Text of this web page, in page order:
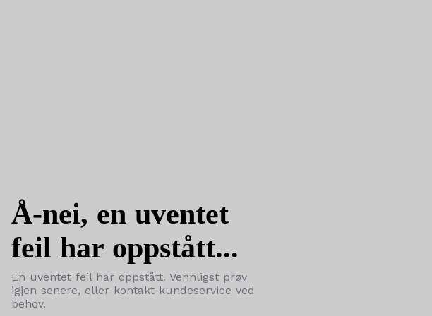
Å-nei, en uventet
feil har oppstått...
En uventet feil har oppstått. Vennligst prøv
igjen senere, eller kontakt kundeservice ved
behov.